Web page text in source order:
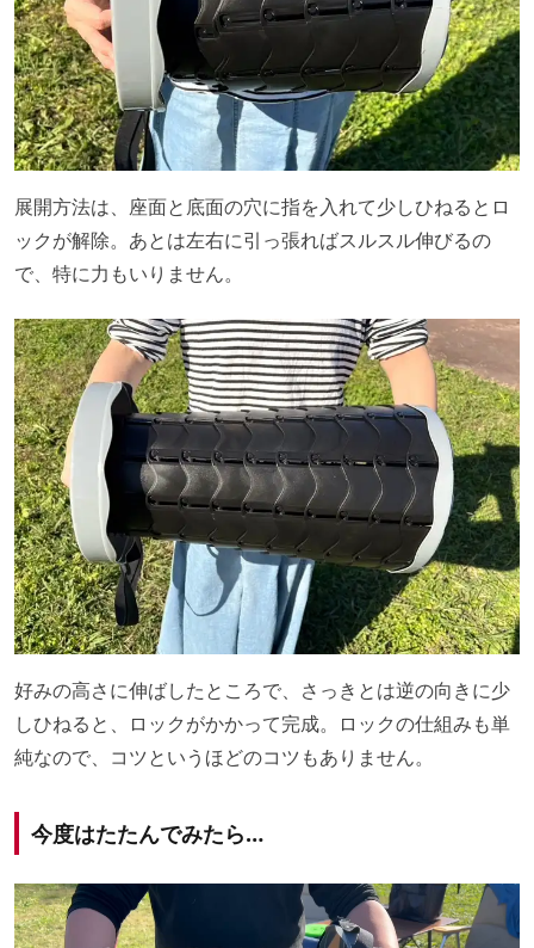
展開方法は、座面と底面の穴に指を入れて少しひねるとロ
ックが解除。あとは左右に引っ張ればスルスル伸びるの
で、特に力もいりません。
好みの高さに伸ばしたところで、さっきとは逆の向きに少
しひねると、ロックがかかって完成。ロックの仕組みも単
純なので、コツというほどのコツもありません。
今度はたたんでみたら…